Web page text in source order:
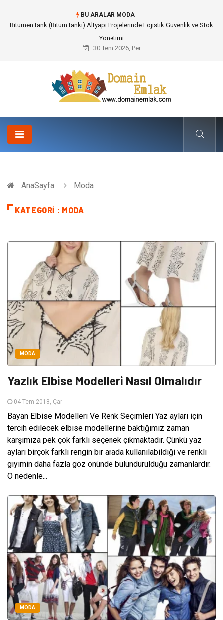
BU ARALAR MODA
Güvenilir Chip Satışı: Kesintisiz Poker Deneyimi İçin Profesyonel Destek
30 Tem 2026, Per
AnaSayfa Moda
KATEGORI : MODA
MODA
Yazlık Elbise Modelleri Nasıl Olmalıdır
04 Tem 2018, Çar
Bayan Elbise Modelleri Ve Renk Seçimleri Yaz ayları için
tercih edilecek elbise modellerine baktığımız zaman
karşımıza pek çok farklı seçenek çıkmaktadır. Çünkü yaz
ayları birçok farklı rengin bir arada kullanılabildiği ve renkli
giyimin daha fazla göz önünde bulundurulduğu zamanlardır.
O nedenle...
MODA